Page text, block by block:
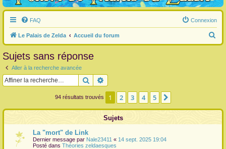
FAQ Connexion
Le Palais de Zelda Accueil du forum
e
c
Sujets sans réponse
Aller à la recherche avancée
Rechercher
94 résultats trouvés 1 2 3 4 5
Sujets
La "mort" de Link
Dernier message par Nale23411 « 14 sept. 2025 19:04
Posté dans Théories zeldaesques